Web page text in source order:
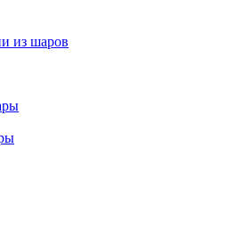
из шаров